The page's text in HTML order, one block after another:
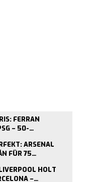
FERRAN
– 50-
ARSENAL
FÜR 75
HOLT
–